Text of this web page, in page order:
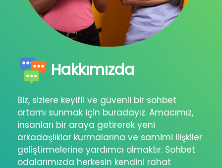
Hakkımızda
Biz, sizlere keyifli ve güvenli bir sohbet
ortamı sunmak için buradayız. Amacımız,
insanları bir araya getirerek yeni
arkadaşlıklar kurmalarına ve samimi ilişkiler
geliştirmelerine yardımcı olmaktır. Sohbet
odalarımızda herkesin kendini rahat